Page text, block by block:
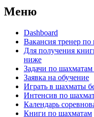
Меню
Dashboard
Вакансия тренер
Для получения
ниже
Задачи по
Заявка на обучение
Играть в шахматы
Интенсив по
Календарь
Книги по шахматам